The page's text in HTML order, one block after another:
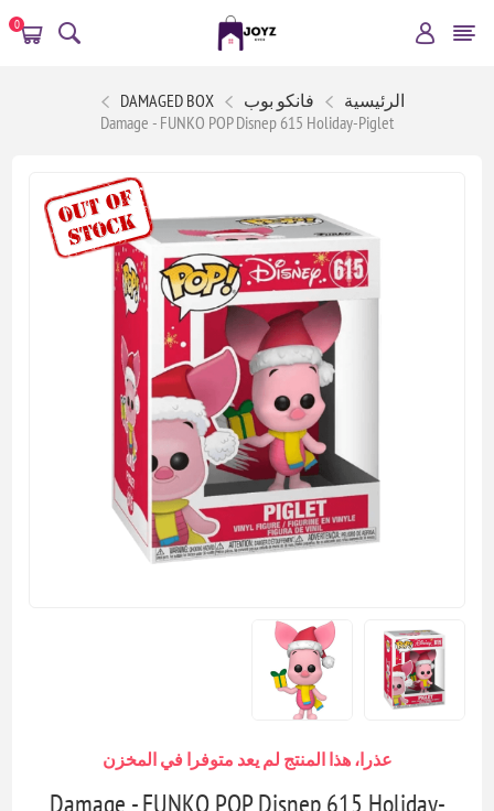
0
الرئيسية فانكو بوب
DAMAGED BOX
Damage - FUNKO POP Disnep 615 Holiday-Piglet
عذرا، هذا المنتج لم يعد متوفرا في المخزن
Damage - FUNKO POP Disnep 615 Holiday-